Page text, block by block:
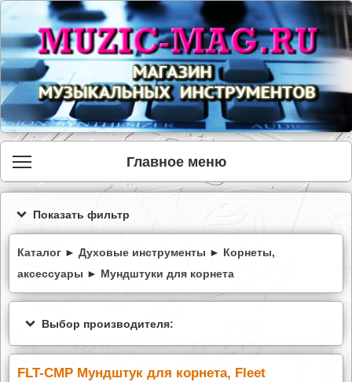
Главное меню
Показать фильтр
Каталог ► Духовые инструменты ► Корнеты,
аксессуары ► Мундштуки для корнета
Выбор производителя:
FLT-CMP Мундштук для корнета, Fleet